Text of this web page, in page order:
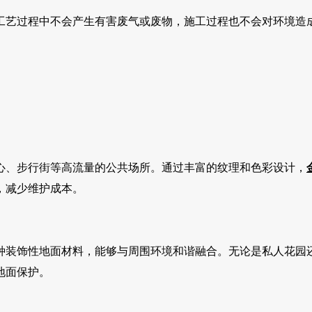
艺过程中不会产生有害废气或废物，施工过程也不会对环境
步行街等高流量的公共场所。通过丰富的纹理和色彩设计，
少维护成本。
装饰性地面材料，能够与周围环境和谐融合。无论是私人花园
保护。